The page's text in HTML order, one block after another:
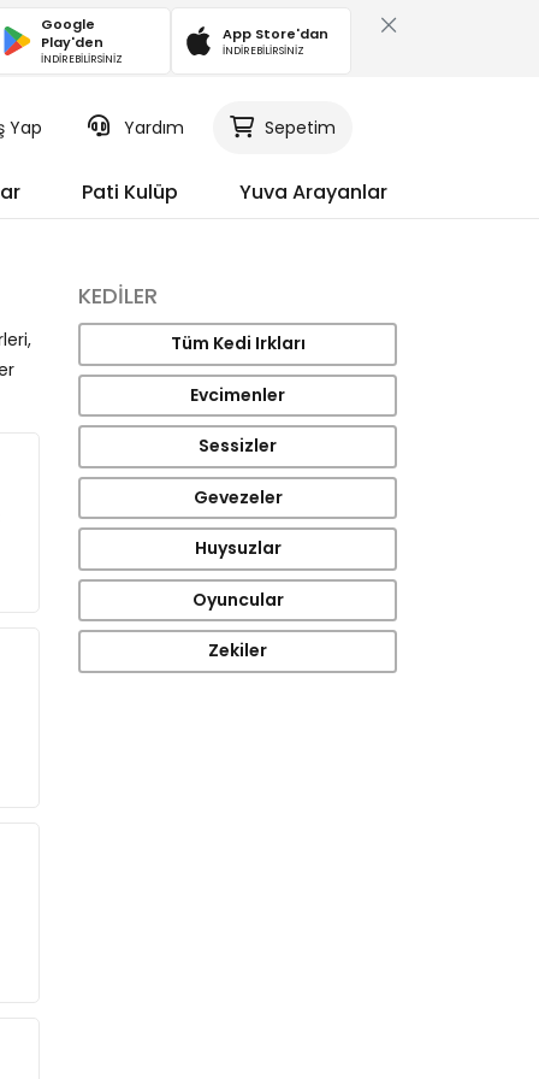
Google
Play'den
İNDİREBİLİRSİNİZ
App Store'dan
İNDİREBİLİRSİNİZ
Yap Yardım Sepetim
Pati Kulüp Yuva Arayanlar
KEDILER
Tüm Kedi Irkları
Evcimenler
Sessizler
Gevezeler
Huysuzlar
Oyuncular
Zekiler